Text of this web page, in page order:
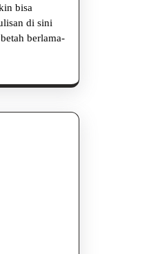
bisa
di sini
berlama-